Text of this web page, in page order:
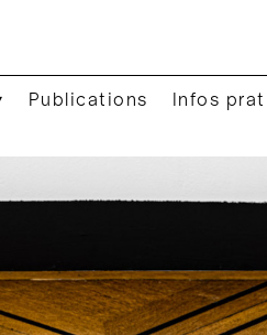
Publications Infos